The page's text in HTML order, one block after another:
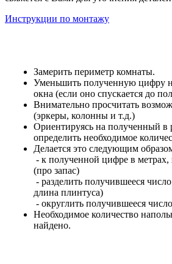
Инструкции по монтажу
Замерить периметр комнаты.
Уменьшить полученную цифру
окна (если оно спускается до
Внимательно просчитать
(эркеры, колонны и т.д.)
Ориентируясь на полученный в
определить необходимое
Делается это следующим
- к полученной цифре в
(про запас)
- разделить получившееся
длина плинтуса)
- округлить получившееся
Необходимое количество
найдено.